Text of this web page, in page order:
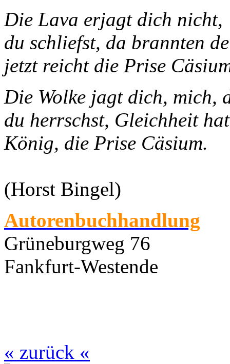
Die Lava erjagt dich nicht,
du schliefst, da brannten
jetzt reicht die Prise
Die Wolke jagt dich, mich,
du herrschst, Gleichheit
König, die Prise Cäsium.
(Horst Bingel)
Autorenbuchhandlung
Grüneburgweg 76
Fankfurt-Westende
« zurück «